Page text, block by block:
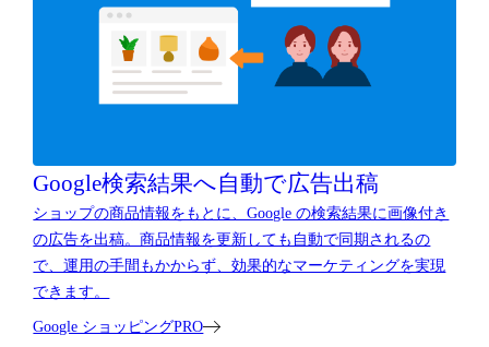
Google検索結果へ自動で広告出稿
ショップの商品情報をもとに、Google の検索結果に画像付き
の広告を出稿。商品情報を更新しても自動で同期されるの
で、運用の手間もかからず、効果的なマーケティングを実現
できます。
Google ショッピングPRO